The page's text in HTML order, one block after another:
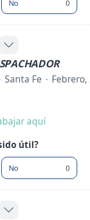
No 0
Santa Fe
Febrero,
aquí
útil?
No 0